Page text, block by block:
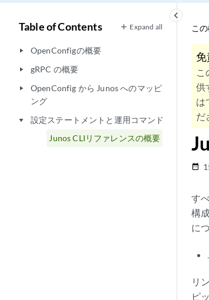
keyboard_arrow_left
Table of Contents Expand all
play_arrow OpenConfigの概要
play_arrow gRPC の概要
play_arrow
OpenConfig から Junos へのマッピ
ング
play_arrow
設定ステートメントと運用コマンド
Junos CLIリファレンスの概要
こ
こ
供
は
だ
date_range
す
構
に
リ
ピ